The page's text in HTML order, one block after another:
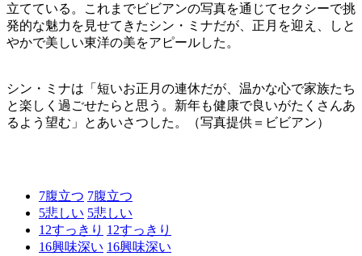
立てている。これまでビビアンの写真を通じてセクシーで挑
発的な魅力を見せてきたシン・ミナだが、正月を迎え、しと
やかで美しい東洋の美をアピールした。
シン・ミナは「短いお正月の連休だが、温かな心で家族たち
と楽しく過ごせたらと思う。新年も健康で良いがたくさんあ
るよう望む」とあいさつした。（写真提供＝ビビアン）
7腹立つ 7腹立つ
5悲しい 5悲しい
12すっきり 12すっきり
16興味深い 16興味深い